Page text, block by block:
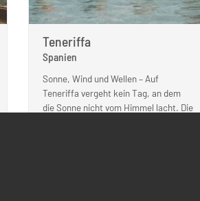
Teneriffa
Spanien
Sonne, Wind und Wellen – Auf
Teneriffa vergeht kein Tag, an dem
die Sonne nicht vom Himmel lacht. Die